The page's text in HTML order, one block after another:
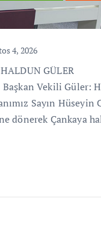
4, 2026
GÜLER
Vekili Güler:
Sayın Hüseyin
dönerek Çankaya